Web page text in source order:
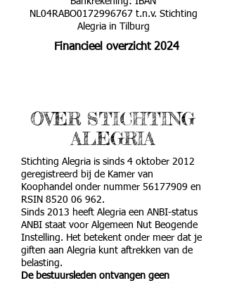
NL04RABO0172996767 t.n.v. Stichting
Alegria in Tilburg
Financieel overzicht 2024
OVER STICHTING
ALEGRIA
Stichting Alegria is sinds 4 oktober 2012
geregistreerd bij de Kamer van
Koophandel onder nummer 56177909 en
RSIN 8520 06 962.
Sinds 2013 heeft Alegria een ANBI-status
ANBI staat voor Algemeen Nut Beogende
Instelling. Het betekent onder meer dat je
giften aan Alegria kunt aftrekken van de
belasting.
De bestuursleden ontvangen geen